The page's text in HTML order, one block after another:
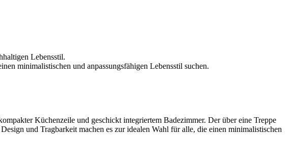
Lebensstil.
minimalistischen und anpassungsfähigen Lebensstil suchen.
Küchenzeile und geschickt integriertem Badezimmer. Der über eine Treppe
und Tragbarkeit machen es zur idealen Wahl für alle, die einen minimalistischen